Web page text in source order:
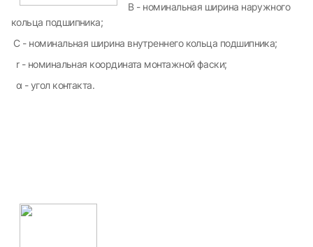
B - номинальная ширина наружного
кольца подшипника;
С - номинальная ширина внутреннего кольца подшипника;
r - номинальная координата монтажной фаски;
α - угол контакта.